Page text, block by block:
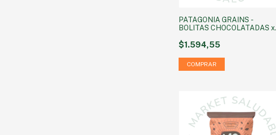
PATAGONIA GRAINS -
BOLITAS CHOCOLATADAS x
$1.594,55